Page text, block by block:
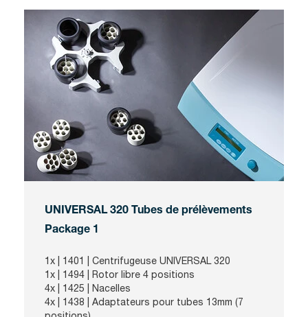
UNIVERSAL 320 Tubes de prélèvements
Package 1
1x | 1401
| Centrifugeuse UNIVERSAL 320
1x | 1494
| Rotor libre 4 positions
4x | 1425
| Nacelles
4x | 1438
| Adaptateurs pour tubes 13mm (7